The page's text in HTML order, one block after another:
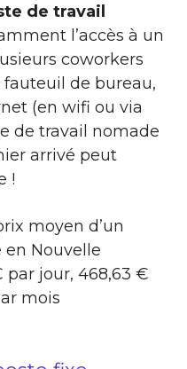
de travail
l’accès à un
coworkers
de bureau,
(en wifi ou via
de travail nomade
arrivé peut
!
moyen d’un
Nouvelle
par jour, 468,63 €
mois